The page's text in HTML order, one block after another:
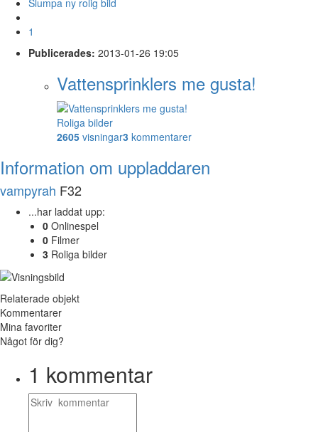
1
Publicerades: 2013-01-26 19:05
Vattensprinklers me gusta!
Roliga bilder
2605 visningar3 kommentarer
Information om uppladdaren
vampyrah F32
...har laddat upp:
0 Onlinespel
0 Filmer
3 Roliga bilder
Relaterade objekt
Kommentarer
Mina favoriter
Något för dig?
1 kommentar